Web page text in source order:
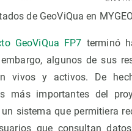
de GeoViQua en
GeoViQua FP7 terminó
algunos de sus
vivos y activos. De
más importantes del
un sistema que permitiera
que consultan datos